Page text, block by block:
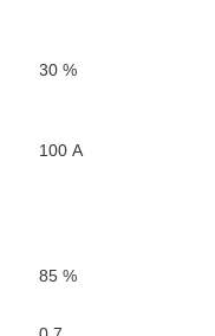
30 %
100 А
85 %